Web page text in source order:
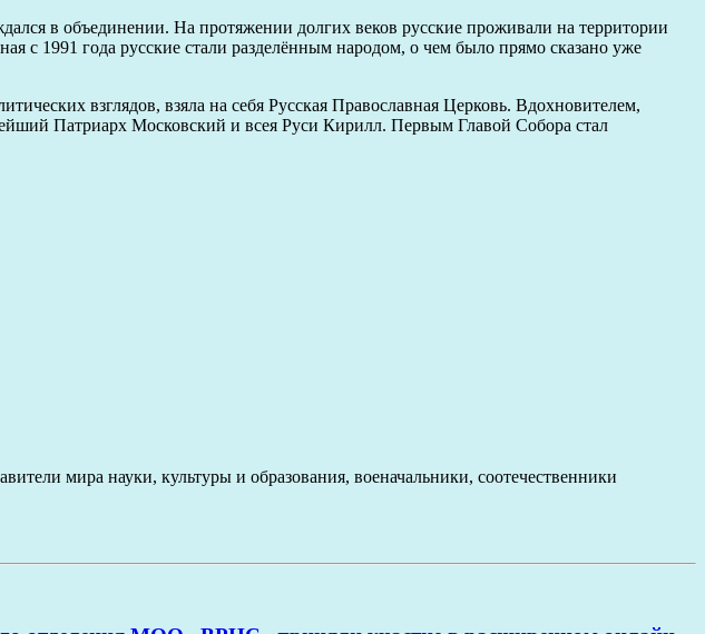
в объединении. На протяжении долгих веков русские проживали на территории
1991 года русские стали разделённым народом, о чем было прямо сказано уже
взглядов, взяла на себя Русская Православная Церковь. Вдохновителем,
Патриарх Московский и всея Руси Кирилл. Первым Главой Собора стал
мира науки, культуры и образования, военачальники, соотечественники